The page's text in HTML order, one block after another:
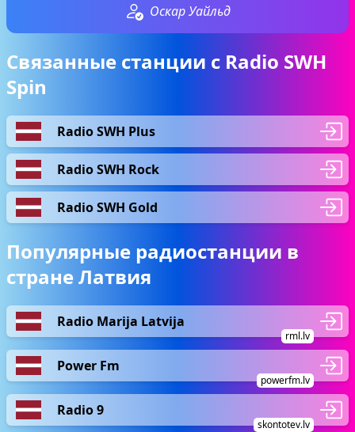
Оскар Уайльд
Связанные станции с Radio SWH
Spin
Radio SWH Plus
Radio SWH Rock
Radio SWH Gold
Популярные радиостанции в
стране Латвия
Radio Marija Latvija
rml.lv
Power Fm
powerfm.lv
Radio 9
skontotev.lv